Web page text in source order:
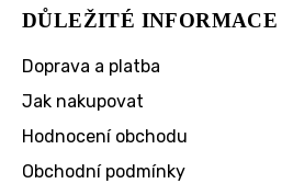
DŮLEŽITÉ INFORMACE
Doprava a platba
Jak nakupovat
Hodnocení obchodu
Obchodní podmínky